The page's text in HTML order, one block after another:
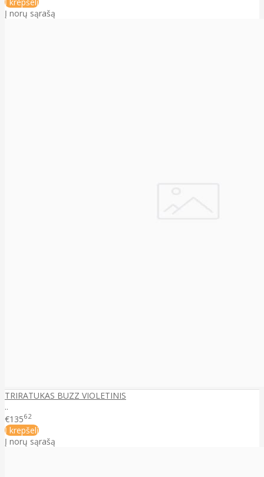
Į norų sąrašą
TRIRATUKAS BUZZ VIOLETINIS
..
€13562
Į krepšelį
Į norų sąrašą